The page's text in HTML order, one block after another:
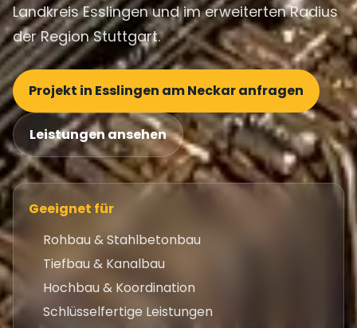
Landkreis Esslingen und im erweiterten Radius
der Region Stuttgart.
Projekt in Esslingen am Neckar anfragen
Leistungen ansehen
Geeignet für
Rohbau & Stahlbetonbau
Tiefbau & Kanalbau
Hochbau & Koordination
Schlüsselfertige Leistungen